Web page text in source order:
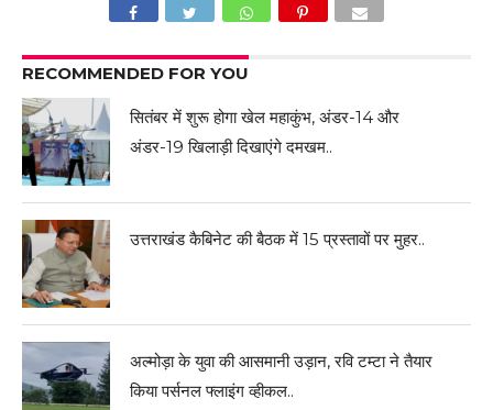
RECOMMENDED FOR YOU
सितंबर में शुरू होगा खेल महाकुंभ, अंडर-14 और
अंडर-19 खिलाड़ी दिखाएंगे दमखम..
उत्तराखंड कैबिनेट की बैठक में 15 प्रस्तावों पर मुहर..
अल्मोड़ा के युवा की आसमानी उड़ान, रवि टम्टा ने तैयार
किया पर्सनल फ्लाइंग व्हीकल..